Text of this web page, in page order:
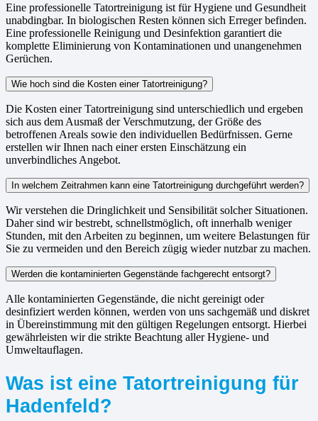
Eine professionelle Tatortreinigung ist für Hygiene und Gesundheit
unabdingbar. In biologischen Resten können sich Erreger befinden.
Eine professionelle Reinigung und Desinfektion garantiert die
komplette Eliminierung von Kontaminationen und unangenehmen
Gerüchen.
Wie hoch sind die Kosten einer Tatortreinigung?
Die Kosten einer Tatortreinigung sind unterschiedlich und ergeben
sich aus dem Ausmaß der Verschmutzung, der Größe des
betroffenen Areals sowie den individuellen Bedürfnissen. Gerne
erstellen wir Ihnen nach einer ersten Einschätzung ein
unverbindliches Angebot.
In welchem Zeitrahmen kann eine Tatortreinigung durchgeführt werden?
Wir verstehen die Dringlichkeit und Sensibilität solcher Situationen.
Daher sind wir bestrebt, schnellstmöglich, oft innerhalb weniger
Stunden, mit den Arbeiten zu beginnen, um weitere Belastungen für
Sie zu vermeiden und den Bereich zügig wieder nutzbar zu machen.
Werden die kontaminierten Gegenstände fachgerecht entsorgt?
Alle kontaminierten Gegenstände, die nicht gereinigt oder
desinfiziert werden können, werden von uns sachgemäß und diskret
in Übereinstimmung mit den gültigen Regelungen entsorgt. Hierbei
gewährleisten wir die strikte Beachtung aller Hygiene- und
Umweltauflagen.
Was ist eine Tatortreinigung für
Hadenfeld?